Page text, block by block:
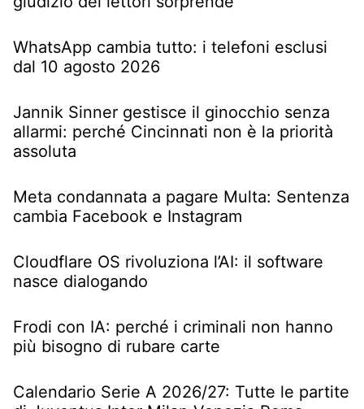
WhatsApp cambia tutto: i telefoni esclusi
dal 10 agosto 2026
Jannik Sinner gestisce il ginocchio senza
allarmi: perché Cincinnati non è la priorità
assoluta
Meta condannata a pagare Multa: Sentenza
cambia Facebook e Instagram
Cloudflare OS rivoluziona l’AI: il software
nasce dialogando
Frodi con IA: perché i criminali non hanno
più bisogno di rubare carte
Calendario Serie A 2026/27: Tutte le partite